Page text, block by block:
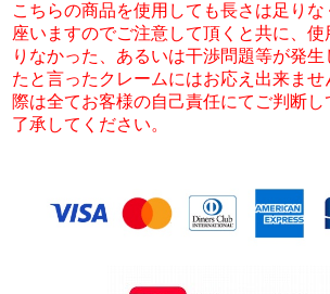
こちらの商品を使用しても長さは足り
座いますのでご注意して頂くと共に、使
りなかった、あるいは干渉問題等が発
たと言ったクレームにはお応え出来ま
際は全てお客様の自己責任にてご判断
了承してください。